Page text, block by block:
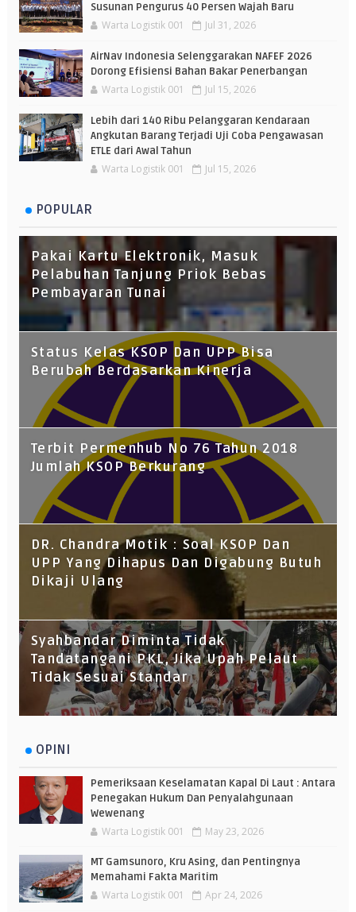
Susunan Pengurus 40 Persen Wajah Baru
Warta Logistik 001 Jul 31, 2026
AirNav Indonesia Selenggarakan NAFEF 2026
Dorong Efisiensi Bahan Bakar Penerbangan
Warta Logistik 001 Jul 15, 2026
Lebih dari 140 Ribu Pelanggaran Kendaraan
Angkutan Barang Terjadi Uji Coba Pengawasan
ETLE dari Awal Tahun
Warta Logistik 001 Jul 15, 2026
POPULAR
Pakai Kartu Elektronik, Masuk
Pelabuhan Tanjung Priok Bebas
Pembayaran Tunai
Status Kelas KSOP Dan UPP Bisa
Berubah Berdasarkan Kinerja
Terbit Permenhub No 76 Tahun 2018
Jumlah KSOP Berkurang
DR. Chandra Motik : Soal KSOP Dan
UPP Yang Dihapus Dan Digabung Butuh
Dikaji Ulang
Syahbandar Diminta Tidak
Tandatangani PKL, Jika Upah Pelaut
Tidak Sesuai Standar
OPINI
Pemeriksaan Keselamatan Kapal Di Laut : Antara
Penegakan Hukum Dan Penyalahgunaan
Wewenang
Warta Logistik 001 May 23, 2026
MT Gamsunoro, Kru Asing, dan Pentingnya
Memahami Fakta Maritim
Warta Logistik 001 Apr 24, 2026